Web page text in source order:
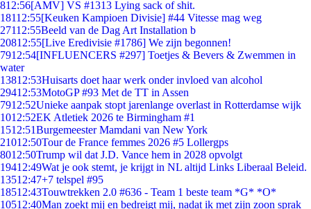
812:56[AMV] VS #1313 Lying sack of shit.
18112:55[Keuken Kampioen Divisie] #44 Vitesse mag weg
27112:55Beeld van de Dag Art Installation b
20812:55[Live Eredivisie #1786] We zijn begonnen!
7912:54[INFLUENCERS #297] Toetjes & Bevers & Zwemmen in
water
13812:53Huisarts doet haar werk onder invloed van alcohol
29412:53MotoGP #93 Met de TT in Assen
7912:52Unieke aanpak stopt jarenlange overlast in Rotterdamse wijk
1012:52EK Atletiek 2026 te Birmingham #1
1512:51Burgemeester Mamdani van New York
21012:50Tour de France femmes 2026 #5 Lollergps
8012:50Trump wil dat J.D. Vance hem in 2028 opvolgt
19412:49Wat je ook stemt, je krijgt in NL altijd Links Liberaal Beleid.
13512:47+7 telspel #95
18512:43Touwtrekken 2.0 #636 - Team 1 beste team *G* *O*
10512:40Man zoekt mij en bedreigt mij, nadat ik met zijn zoon sprak